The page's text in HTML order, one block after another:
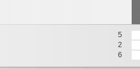
5
2
6